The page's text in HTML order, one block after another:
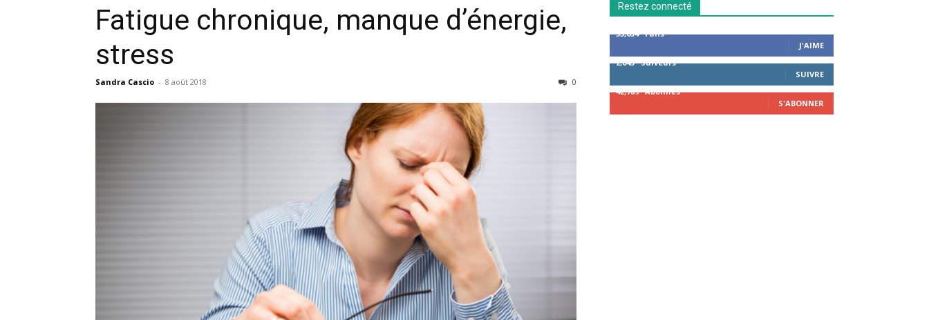
Fatigue chronique, manque d’énergie,
stress
Sandra Cascio - 8 août 2018 0
Restez connecté
53,654
Fans
J'AIME
2,043 Suiveurs
SUIVRE
42,789 Abonnés
S'ABONNER